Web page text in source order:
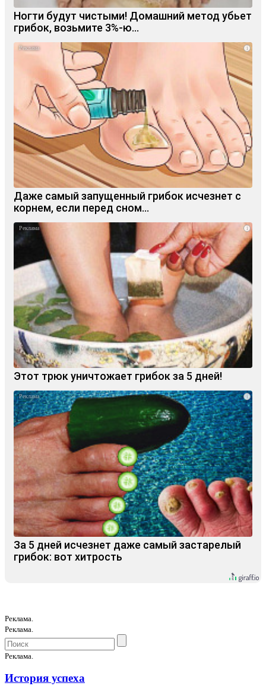
Ногти будут чистыми! Домашний метод убьет
грибок, возьмите 3%-ю…
i
Даже самый запущенный грибок исчезнет с
корнем, если перед сном…
i
Этот трюк уничтожает грибок за 5 дней!
i
За 5 дней исчезнет даже самый застарелый
грибок: вот хитрость
Реклама.
Реклама.
Реклама.
История успеха